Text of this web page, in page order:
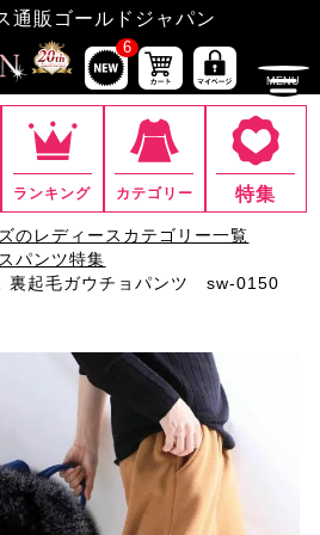
通販ゴールドジャパン
6
ランキング カテゴリー 特集
のレディースカテゴリー一覧
パンツ特集
裏起毛ガウチョパンツ sw-0150